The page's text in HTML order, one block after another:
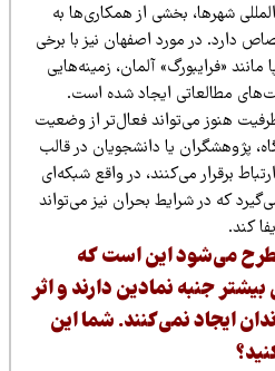
شهرها، بخشی از همکاری‌ها به
در مورد اصفهان نیز با برخی
«فرایبورگ» آلمان، زمینه‌هایی
ایجاد شده است.
می‌تواند فعال‌تر از وضعیت
یا دانشجویان در قالب
می‌کنند، در واقع شبکه‌ای
در شرایط بحران نیز می‌تواند
می‌شود این است که
جنبه نمادین دارند و اثر
نمی‌کنند. شما این